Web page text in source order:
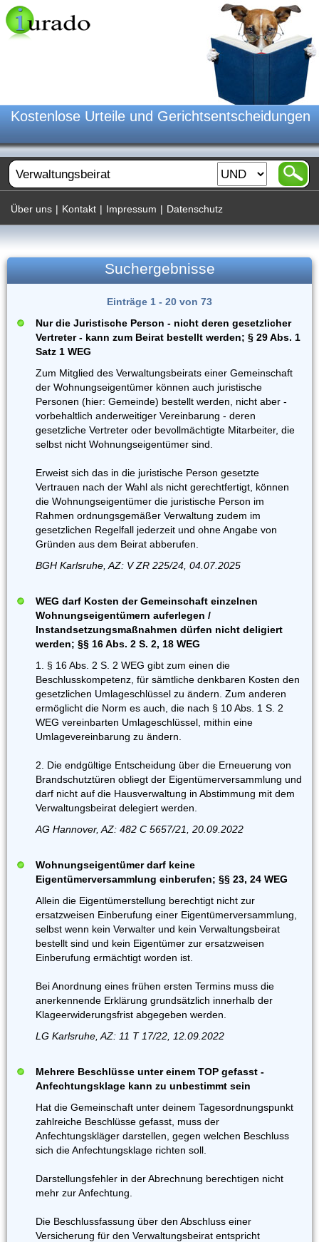
Kostenlose Urteile und Gerichtsentscheidungen
Über uns | Kontakt | Impressum | Datenschutz
Suchergebnisse
Einträge 1 - 20 von 73
Nur die Juristische Person - nicht deren gesetzlicher
Vertreter - kann zum Beirat bestellt werden; § 29 Abs. 1
Satz 1 WEG
Zum Mitglied des Verwaltungsbeirats einer Gemeinschaft
der Wohnungseigentümer können auch juristische
Personen (hier: Gemeinde) bestellt werden, nicht aber -
vorbehaltlich anderweitiger Vereinbarung - deren
gesetzliche Vertreter oder bevollmächtigte Mitarbeiter, die
selbst nicht Wohnungseigentümer sind.
Erweist sich das in die juristische Person gesetzte
Vertrauen nach der Wahl als nicht gerechtfertigt, können
die Wohnungseigentümer die juristische Person im
Rahmen ordnungsgemäßer Verwaltung zudem im
gesetzlichen Regelfall jederzeit und ohne Angabe von
Gründen aus dem Beirat abberufen.
BGH Karlsruhe, AZ: V ZR 225/24, 04.07.2025
WEG darf Kosten der Gemeinschaft einzelnen
Wohnungseigentümern auferlegen /
Instandsetzungsmaßnahmen dürfen nicht deligiert
werden; §§ 16 Abs. 2 S. 2, 18 WEG
1. § 16 Abs. 2 S. 2 WEG gibt zum einen die
Beschlusskompetenz, für sämtliche denkbaren Kosten den
gesetzlichen Umlageschlüssel zu ändern. Zum anderen
ermöglicht die Norm es auch, die nach § 10 Abs. 1 S. 2
WEG vereinbarten Umlageschlüssel, mithin eine
Umlagevereinbarung zu ändern.
2. Die endgültige Entscheidung über die Erneuerung von
Brandschutztüren obliegt der Eigentümerversammlung und
darf nicht auf die Hausverwaltung in Abstimmung mit dem
Verwaltungsbeirat delegiert werden.
AG Hannover, AZ: 482 C 5657/21, 20.09.2022
Wohnungseigentümer darf keine
Eigentümerversammlung einberufen; §§ 23, 24 WEG
Allein die Eigentümerstellung berechtigt nicht zur
ersatzweisen Einberufung einer Eigentümerversammlung,
selbst wenn kein Verwalter und kein Verwaltungsbeirat
bestellt sind und kein Eigentümer zur ersatzweisen
Einberufung ermächtigt worden ist.
Bei Anordnung eines frühen ersten Termins muss die
anerkennende Erklärung grundsätzlich innerhalb der
Klageerwiderungsfrist abgegeben werden.
LG Karlsruhe, AZ: 11 T 17/22, 12.09.2022
Mehrere Beschlüsse unter einem TOP gefasst -
Anfechtungsklage kann zu unbestimmt sein
Hat die Gemeinschaft unter deinem Tagesordnungspunkt
zahlreiche Beschlüsse gefasst, muss der
Anfechtungskläger darstellen, gegen welchen Beschluss
sich die Anfechtungsklage richten soll.
Darstellungsfehler in der Abrechnung berechtigen nicht
mehr zur Anfechtung.
Die Beschlussfassung über den Abschluss einer
Versicherung für den Verwaltungsbeirat entspricht